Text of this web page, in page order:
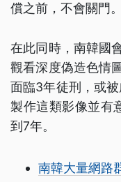
償之前，不會關門。
在此同時，南韓國
觀看深度偽造色情
面臨3年徒刑，或
製作這類影像並有
到7年。
南韓大量網路